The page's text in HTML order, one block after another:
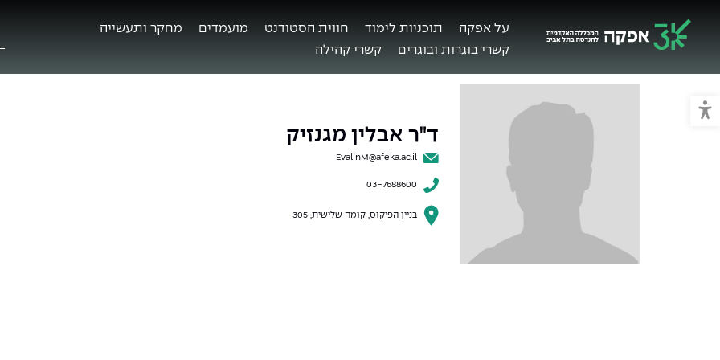
מעבר למצב נגיש
על אפקה תוכניות לימוד חווית הסטודנט מועמדים
מחקר ותעשייה
קשרי בוגרות ובוגרים
קשרי קהילה
ד"ר אבלין מגנזיק
EvalinM@afeka.ac.il
03-7688600
בניין הפיקוס, קומה שלישית, 305